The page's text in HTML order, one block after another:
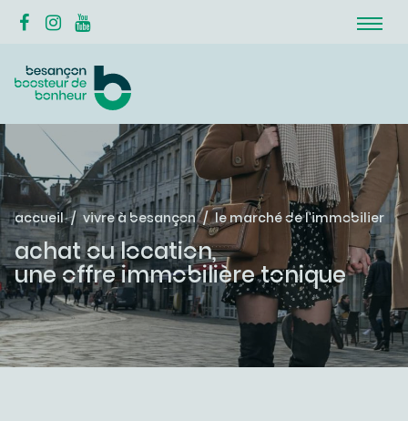
accueil vivre à besançon le marché de l'immobilier
achat ou location,
une offre immobilière tonique